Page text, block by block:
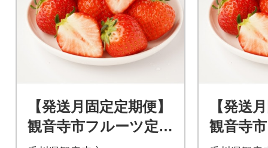
【発送月固定定期便】
観音寺市フルーツ定期
【発送
観音寺